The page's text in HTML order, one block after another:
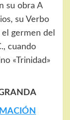
su obra A
su Verbo
el germen del
cuando
«Trinidad»